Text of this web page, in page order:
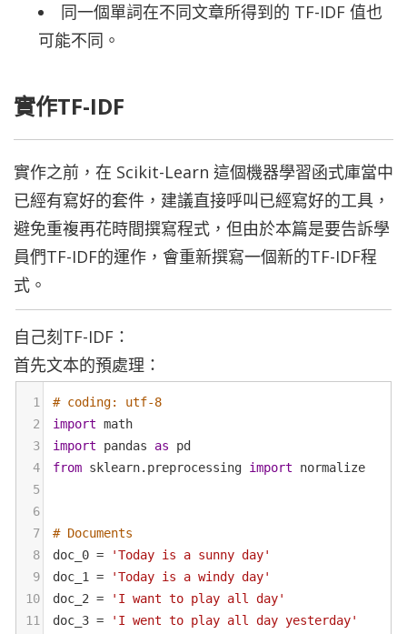
同一個單詞在不同文章所得到的 TF-IDF 值也
可能不同。
實作TF-IDF
實作之前，在 Scikit-Learn 這個機器學習函式庫當中
已經有寫好的套件，建議直接呼叫已經寫好的工具，
避免重複再花時間撰寫程式，但由於本篇是要告訴學
員們TF-IDF的運作，會重新撰寫一個新的TF-IDF程
式。
自己刻TF-IDF：
首先文本的預處理：
1
# coding: utf-8
2
import math
3
import pandas as
pd
4
from sklearn. preprocessing import
normalize
5
6
7
# Documents
8
doc_0 =
'Today is a sunny day'
9
doc_1 =
'Today is a windy day'
10
doc_2 =
'I want to play all day'
11
doc_3 =
'I went to play all day yesterday'